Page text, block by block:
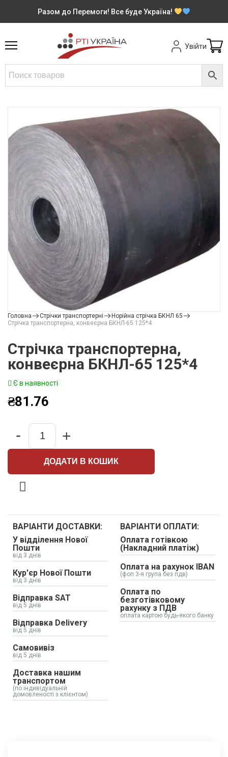
Разом до Перемоги! Все буде Україна!
Увійти
Головна Стрічки транспортерні
Норійна стрічка БКНЛ 65
Стрічка транспортерна, конвеєрна БКНЛ-65 125*4
Стрічка транспортерна,
конвеєрна БКНЛ-65 125*4
Є в наявності
₴81.76
Quantity
- +
ДОДАТИ В КОШИК
ВАРІАНТИ ДОСТАВКИ:
У відділення Нової
Пошти
від 3 днів
Кур'єр Нової Пошти
від 3 днів
Відправка SAT
від 5 днів
Відправка Delivery
від 5 днів
Самовивіз
від 5 днів
Доставка нашим
транспортом
(по індивідуальній
домовленості з клієнтом)
ВАРІАНТИ ОПЛАТИ:
Оплата готівкою
(Накладний платіж)
Оплата на рахунок IBAN
(фоп 3-я група без пдв)
Оплата по
безготівковому
рахунку з ПДВ
оплата картою будь-якого банку